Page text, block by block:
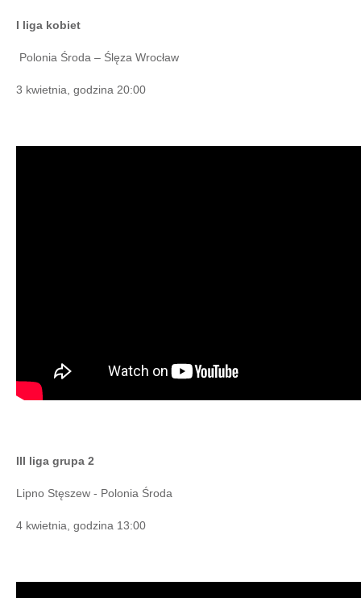
I liga kobiet
Polonia Środa – Ślęza Wrocław
3 kwietnia, godzina 20:00
III liga grupa 2
Lipno Stęszew - Polonia Środa
4 kwietnia, godzina 13:00